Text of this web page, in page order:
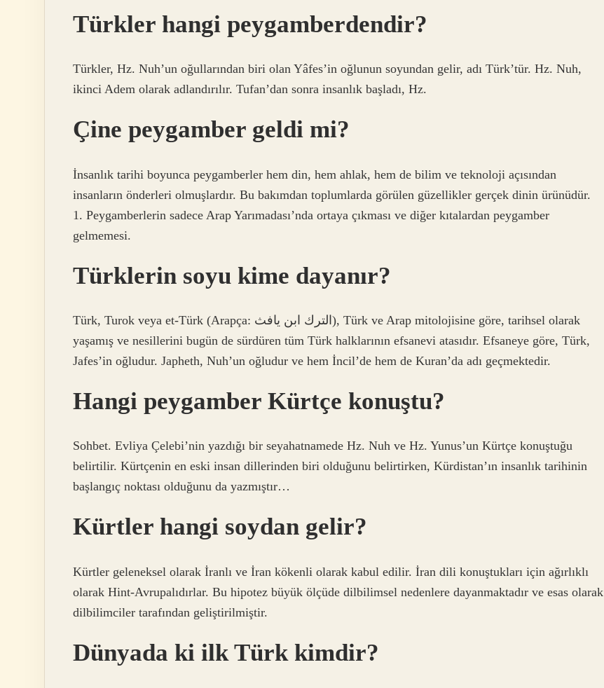
Türkler hangi peygamberdendir?
Türkler, Hz. Nuh’un oğullarından biri olan Yâfes’in oğlunun soyundan gelir, adı Türk’tür. Hz. Nuh,
ikinci Adem olarak adlandırılır. Tufan’dan sonra insanlık başladı, Hz.
Çine peygamber geldi mi?
İnsanlık tarihi boyunca peygamberler hem din, hem ahlak, hem de bilim ve teknoloji açısından
insanların önderleri olmuşlardır. Bu bakımdan toplumlarda görülen güzellikler gerçek dinin ürünüdür.
1. Peygamberlerin sadece Arap Yarımadası’nda ortaya çıkması ve diğer kıtalardan peygamber
gelmemesi.
Türklerin soyu kime dayanır?
Türk, Turok veya et-Türk (Arapça: الترك ابن يافث), Türk ve Arap mitolojisine göre, tarihsel olarak
yaşamış ve nesillerini bugün de sürdüren tüm Türk halklarının efsanevi atasıdır. Efsaneye göre, Türk,
Jafes’in oğludur. Japheth, Nuh’un oğludur ve hem İncil’de hem de Kuran’da adı geçmektedir.
Hangi peygamber Kürtçe konuştu?
Sohbet. Evliya Çelebi’nin yazdığı bir seyahatnamede Hz. Nuh ve Hz. Yunus’un Kürtçe konuştuğu
belirtilir. Kürtçenin en eski insan dillerinden biri olduğunu belirtirken, Kürdistan’ın insanlık tarihinin
başlangıç ​​noktası olduğunu da yazmıştır…
Kürtler hangi soydan gelir?
Kürtler geleneksel olarak İranlı ve İran kökenli olarak kabul edilir. İran dili konuştukları için ağırlıklı
olarak Hint-Avrupalıdırlar. Bu hipotez büyük ölçüde dilbilimsel nedenlere dayanmaktadır ve esas olarak
dilbilimciler tarafından geliştirilmiştir.
Dünyada ki ilk Türk kimdir?